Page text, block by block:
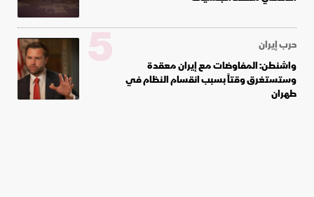
حرب إيران
واشنطن: المفاوضات مع إيران معقدة
وستستغرق وقتاً بسبب انقسام النظام في
طهران
5